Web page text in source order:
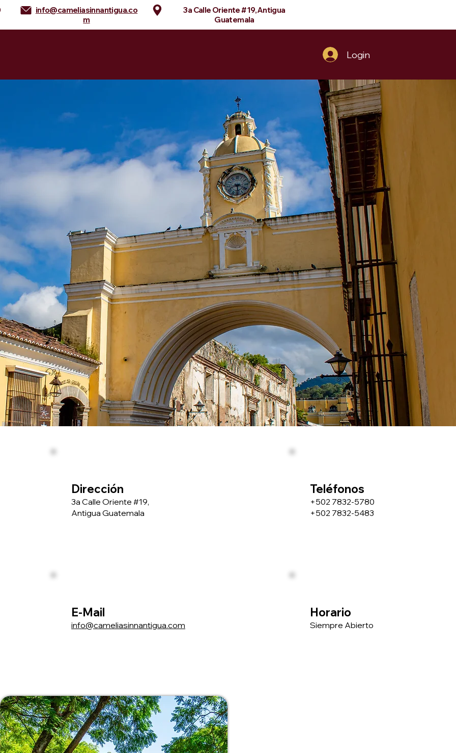
info@cameliasinnantigua.co
m
3a Calle Oriente #19,Antigua
Guatemala
Login
Dirección
3a Calle Oriente #19,
Antigua Guatemala
Teléfonos
+502 7832-5780
+502 7832-5483
E-Mail
info@cameliasinnantigua.com
Horario
Siempre Abierto